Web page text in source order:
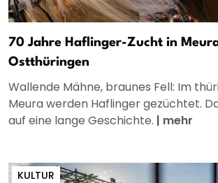
70 Jahre Haflinger-Zucht in
Ostthüringen
Wallende Mähne, braunes Fell: Im
Meura werden Haflinger gezüchtet.
auf eine lange Geschichte. | mehr
KULTUR